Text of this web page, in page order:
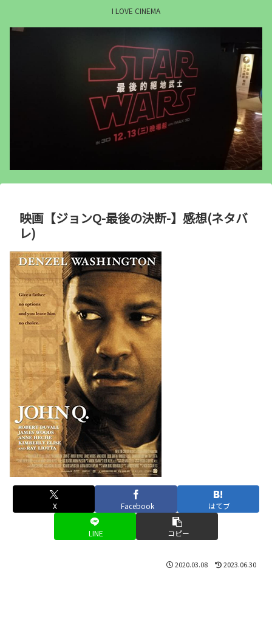
I LOVE CINEMA
映画【ジョンQ-最後の決断-】感想(ネタバ
レ)
X Facebook はてブ
LINE コピー
2020.03.08 2023.06.30